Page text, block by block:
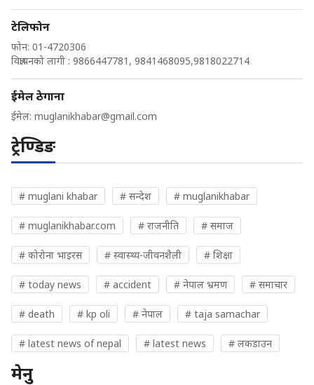
टेलिफोन
फोन: 01-4720306
विज्ञापनको लागी : 9866447781, 9841468095,9818022714
ईमेल ठेगाना
ईमेल: muglanikhabar@gmail.com
ट्रेण्डिङ
# muglani khabar # सन्देश # muglanikhabar
# muglanikhabar.com # राजनीति # समाज
# कोरोना भाइरस # स्वास्थ्य-जीवनशैली # शिक्षा
# today news # accident # नेपाल भ्रमण # समाचार
# death # kp oli # नेपाल # taja samachar
# latest news of nepal # latest news # लकडाउन
मेनु